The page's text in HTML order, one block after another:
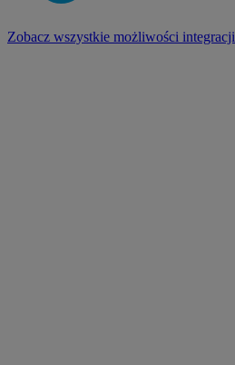
Zobacz wszystkie możliwości integracji